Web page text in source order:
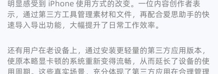
明显感受到 iPhone 使用方式的改变。一位内容创作者表
示，通过第三方工具管理素材和文件，再配合爱思助手的快
速导入导出功能，大幅提升了日常工作效率。
还有用户在老设备上，通过安装更轻量的第三方应用版本，
使原本略显卡顿的系统重新变得流畅，从而延长了设备的使
用周期。这些真实场景，充分体现了第三方应用在合理管理